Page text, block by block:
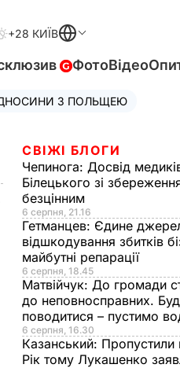
+28 КИЇВ
ФотоВідео
З ПОЛЬЩЕЮ
СВІЖІ БЛОГИ
Чепинога: Досвід
Білецького зі
безцінним
6 серпня, 21.16
Гетманцев: Єдине
відшкодування збитків
майбутні репарації
6 серпня, 18.45
Матвійчук: До громади
до неповносправних.
поводитися – пустимо
6 серпня, 16.30
Казанський: Пропустили
Рік тому Лукашенко